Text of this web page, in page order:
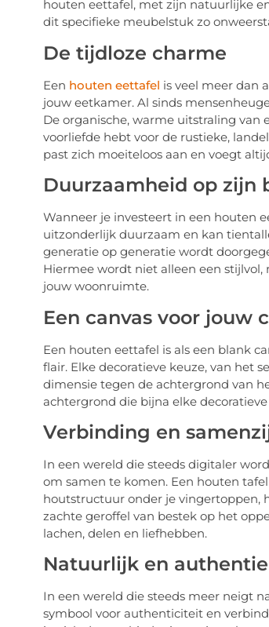
houten eettafel, met zijn natuurlijke
dit specifieke meubelstuk zo
De tijdloze charme
Een houten eettafel is veel meer dan
jouw eetkamer. Al sinds
De organische, warme uitstraling
voorliefde hebt voor de rustieke,
past zich moeiteloos aan en voegt
Duurzaamheid op zijn
Wanneer je investeert in een houten
uitzonderlijk duurzaam en kan
generatie op generatie wordt
Hiermee wordt niet alleen een
jouw woonruimte.
Een canvas voor jouw
Een houten eettafel is als een blank
flair. Elke decoratieve keuze, van het
dimensie tegen de achtergrond van
achtergrond die bijna elke
Verbinding en
In een wereld die steeds digitaler
om samen te komen. Een houten
houtstructuur onder je vingertoppen,
zachte geroffel van bestek op het
lachen, delen en liefhebben.
Natuurlijk en
In een wereld die steeds meer neigt
symbool voor authenticiteit en